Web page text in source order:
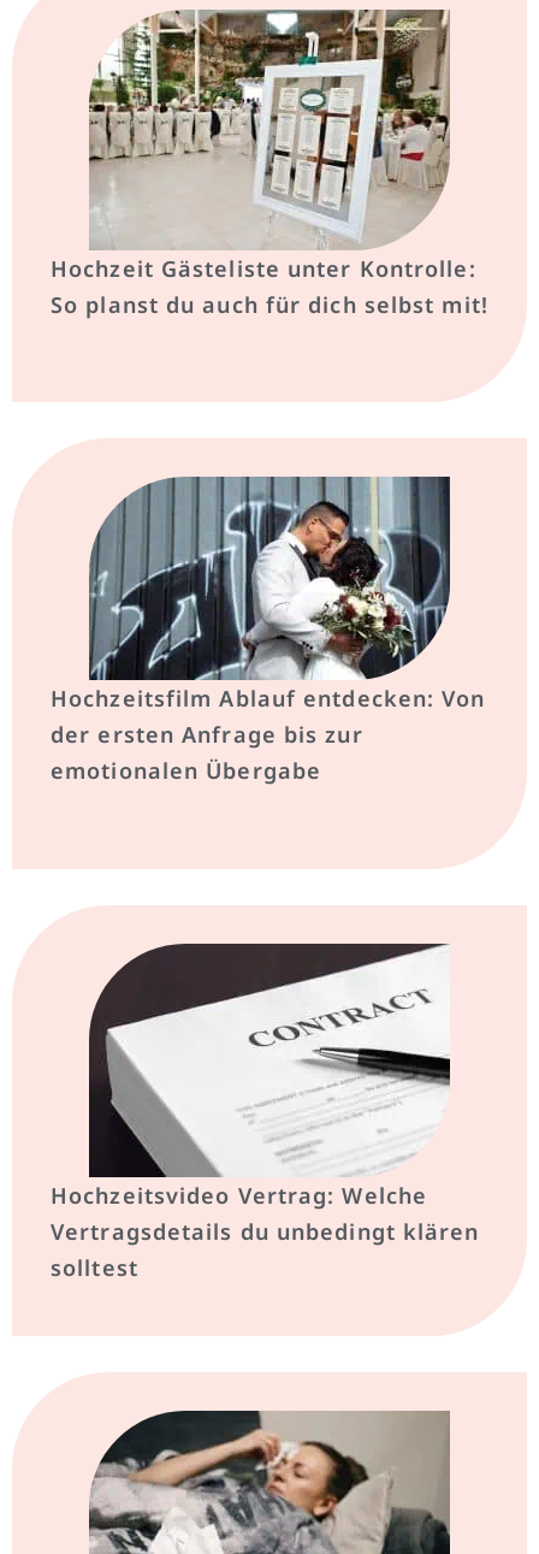
Hochzeit Gästeliste unter Kontrolle:
So planst du auch für dich selbst mit!
Hochzeitsfilm Ablauf entdecken: Von
der ersten Anfrage bis zur
emotionalen Übergabe
Hochzeitsvideo Vertrag: Welche
Vertragsdetails du unbedingt klären
solltest